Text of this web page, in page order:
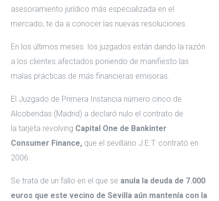
asesoramiento jurídico más especializada en el
mercado, te da a conocer las nuevas resoluciones.
En los últimos meses los juzgados están dando la razón
a los clientes afectados poniendo de manifiesto las
malas prácticas de más financieras emisoras.
El Juzgado de Primera Instancia número cinco de
Alcobendas (Madrid) a declaró nulo el contrato de
la tarjeta revolving Capital One de Bankinter
Consumer Finance, que el sevillano J.E.T. contrató en
2006.
Se trata de un fallo en el que se anula la deuda de 7.000
euros que este vecino de Sevilla aún mantenía con la